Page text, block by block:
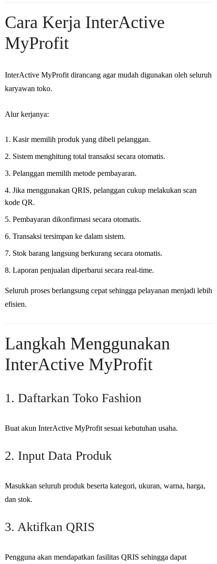
Cara Kerja InterActive
MyProfit
InterActive MyProfit dirancang agar mudah digunakan oleh seluruh
karyawan toko.
Alur kerjanya:
Kasir memilih produk yang dibeli pelanggan.
Sistem menghitung total transaksi secara otomatis.
Pelanggan memilih metode pembayaran.
Jika menggunakan QRIS, pelanggan cukup melakukan scan
kode QR.
Pembayaran dikonfirmasi secara otomatis.
Transaksi tersimpan ke dalam sistem.
Stok barang langsung berkurang secara otomatis.
Laporan penjualan diperbarui secara real-time.
Seluruh proses berlangsung cepat sehingga pelayanan menjadi lebih
efisien.
Langkah Menggunakan
InterActive MyProfit
1. Daftarkan Toko Fashion
Buat akun InterActive MyProfit sesuai kebutuhan usaha.
2. Input Data Produk
Masukkan seluruh produk beserta kategori, ukuran, warna, harga,
dan stok.
3. Aktifkan QRIS
Pengguna akan mendapatkan fasilitas QRIS sehingga dapat